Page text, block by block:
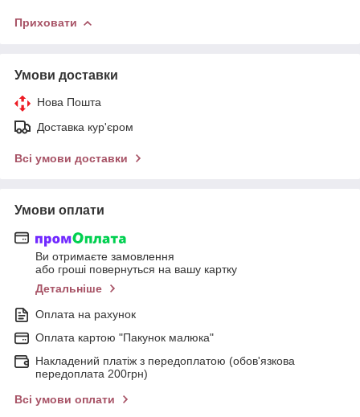
Приховати
Умови доставки
Нова Пошта
Доставка кур'єром
Всі умови доставки
Умови оплати
Ви отримаєте замовлення
або гроші повернуться на вашу картку
Детальніше
Оплата на рахунок
Оплата картою "Пакунок малюка"
Накладений платіж з передоплатою (обов'язкова
передоплата 200грн)
Всі умови оплати